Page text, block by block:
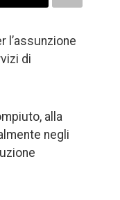
l’assunzione
di
alla
negli